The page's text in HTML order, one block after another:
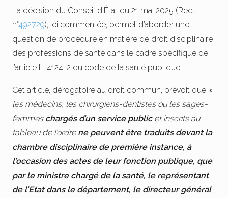
La décision du Conseil d’État du 21 mai 2025 (Req.
n°492729), ici commentée, permet d’aborder une
question de procédure en matière de droit disciplinaire
des professions de santé dans le cadre spécifique de
l’article L. 4124-2 du code de la santé publique.
Cet article, dérogatoire au droit commun, prévoit que «
les médecins, les chirurgiens-dentistes ou les sages-
femmes chargés d’un service publicet inscrits au
tableau de l’ordre ne peuvent être traduits devant la
chambre disciplinaire de première instance, à
l’occasion des actes de leur fonction publique, que
par le ministre chargé de la santé, le représentant
de l’Etat dans le département, le directeur général